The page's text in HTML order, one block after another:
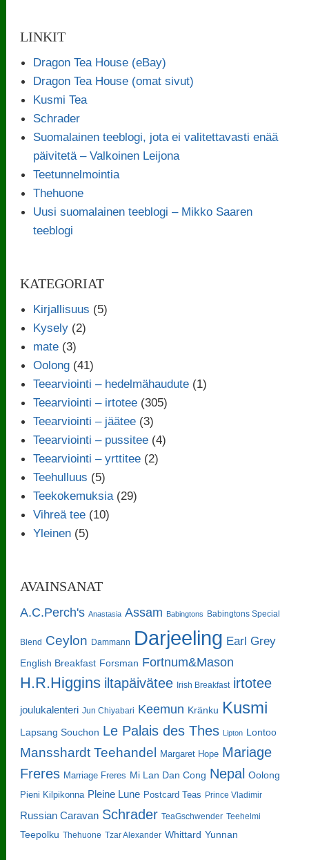
LINKIT
Dragon Tea House (eBay)
Dragon Tea House (omat sivut)
Kusmi Tea
Schrader
Suomalainen teeblogi, jota ei valitettavasti enää
päivitetä – Valkoinen Leijona
Teetunnelmointia
Thehuone
Uusi suomalainen teeblogi – Mikko Saaren
teeblogi
KATEGORIAT
Kirjallisuus (5)
Kysely (2)
mate (3)
Oolong (41)
Teearviointi – hedelmähaudute (1)
Teearviointi – irtotee (305)
Teearviointi – jäätee (3)
Teearviointi – pussitee (4)
Teearviointi – yrttitee (2)
Teehulluus (5)
Teekokemuksia(29)
Vihreä tee (10)
Yleinen (5)
AVAINSANAT
A.C.Perch's Anastasia Assam Babingtons Babingtons Special
Blend Ceylon Dammann Darjeeling Earl Grey
English Breakfast Forsman Fortnum&Mason
H.R.Higgins iltapäivätee Irish Breakfast irtotee
joulukalenteri Jun Chiyabari Keemun Kränku Kusmi
Lapsang Souchon Le Palais des Thes Lipton Lontoo
Mansshardt Teehandel Margaret Hope Mariage
Freres Marriage Freres Mi Lan Dan Cong Nepal Oolong
Pieni Kilpikonna Pleine Lune Postcard Teas Prince Vladimir
Russian Caravan Schrader TeaGschwender Teehelmi
Teepolku Thehuone Tzar Alexander Whittard Yunnan